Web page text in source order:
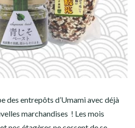
des entrepôts d’Umami avec déjà
marchandises ! Les mois